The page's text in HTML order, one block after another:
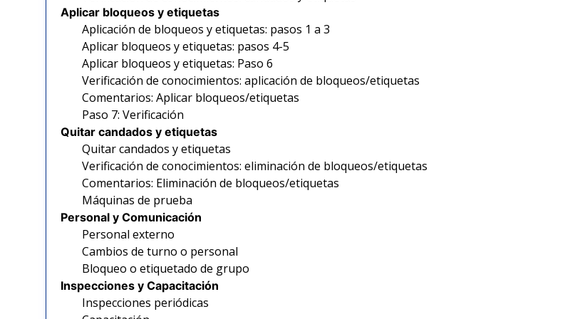
Aplicar bloqueos y etiquetas
Aplicación de bloqueos y etiquetas: pasos 1 a 3
Aplicar bloqueos y etiquetas: pasos 4-5
Aplicar bloqueos y etiquetas: Paso 6
Verificación de conocimientos: aplicación de bloqueos/etiquetas
Comentarios: Aplicar bloqueos/etiquetas
Paso 7: Verificación
Quitar candados y etiquetas
Quitar candados y etiquetas
Verificación de conocimientos: eliminación de bloqueos/etiquetas
Comentarios: Eliminación de bloqueos/etiquetas
Máquinas de prueba
Personal y Comunicación
Personal externo
Cambios de turno o personal
Bloqueo o etiquetado de grupo
Inspecciones y Capacitación
Inspecciones periódicas